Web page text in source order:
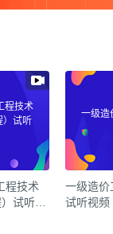
程技术
）试听
程技术
试听视
一级造
一级造价
试听视频